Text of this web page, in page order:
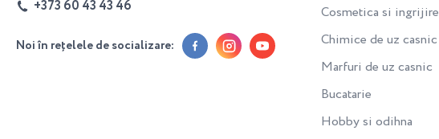
+373 60 43 43 46
Noi în rețelele de socializare:
Cosmetica si ingrijire
Chimice de uz casnic
Marfuri de uz casnic
Bucatarie
Hobby si odihna